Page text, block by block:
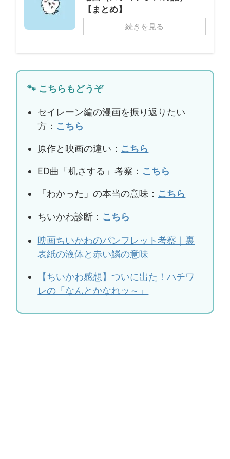
【まとめ】
続きを見る
🐾 こちらもどうぞ
セイレーン編の漫画を振り返りたい
方： こちら
原作と映画の違い： こちら
ED曲「机さする」考察： こちら
「わかった」の本当の意味： こちら
ちいかわ診断： こちら
映画ちいかわのパンフレット考察｜裏
表紙の液体と赤い鱗の意味
【ちいかわ感想】ついに出た！ハチワ
レの「なんとかなれッ～」